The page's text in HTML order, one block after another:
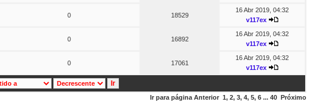
0 18529
16 Abr 2019, 04:32
v117ex
0 16892
16 Abr 2019, 04:32
v117ex
0 17061
16 Abr 2019, 04:32
v117ex
Ir para página Anterior 1, 2, 3, 4, 5, 6 ... 40 Próximo